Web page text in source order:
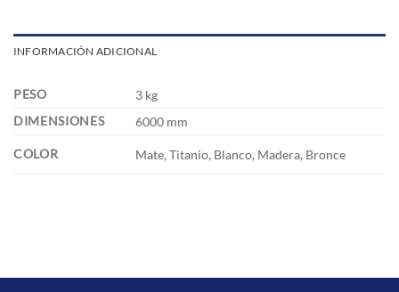
INFORMACIÓN ADICIONAL
PESO
3 kg
DIMENSIONES
6000 mm
COLOR Mate, Titanio, Blanco, Madera, Bronce